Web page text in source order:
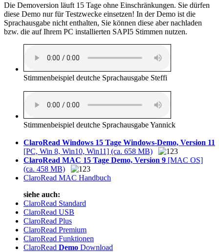
Die Demoversion läuft 15 Tage ohne Einschränkungen. Sie dürfen
diese Demo nur für Testzwecke einsetzen! In der Demo ist die
Sprachausgabe nicht enthalten, Sie können diese aber nachladen
bzw. die auf Ihrem PC installierten SAPI5 Stimmen nutzen.
Stimmenbeispiel deutche Sprachausgabe Steffi
Stimmenbeispiel deutche Sprachausgabe Yannick
ClaroRead Windows 15 Tage Windows-Demo, Version 11
[PC, Win 8, Win10, Win11] (ca. 658 MB)
ClaroRead MAC 15 Tage Demo, Version 9 [MAC OS]
(ca. 458 MB)
ClaroRead MAC Handbuch
siehe auch:
ClaroRead Standard
ClaroRead USB
ClaroRead Plus
ClaroRead Premium
ClaroRead Funktionen
ClaroRead Demo Download